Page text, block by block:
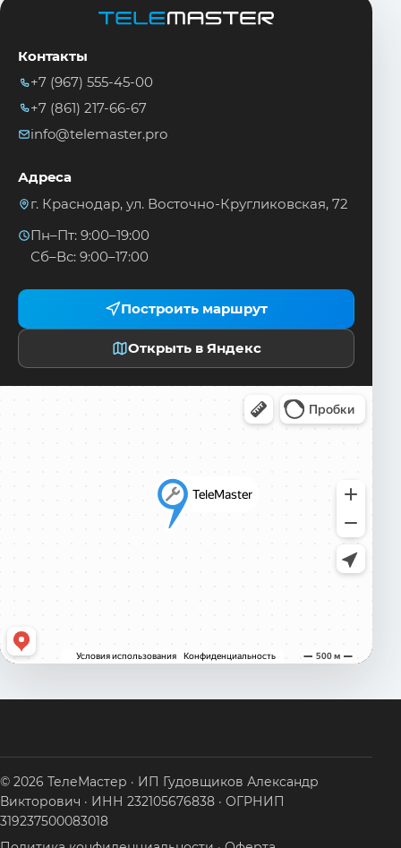
Контакты
+7 (967) 555-45-00
+7 (861) 217-66-67
info@telemaster.pro
Адреса
г. Краснодар, ул. Восточно-Кругликовская, 72
Пн–Пт: 9:00–19:00
Сб–Вс: 9:00–17:00
Построить маршрут
Открыть в Яндекс
© 2026 ТелеМастер · ИП Гудовщиков Александр
Викторович · ИНН 232105676838 · ОГРНИП
319237500083018